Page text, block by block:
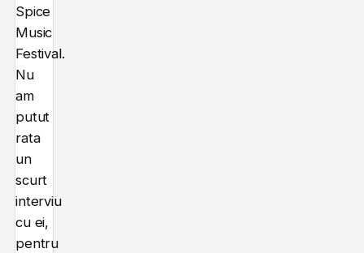
Spice
Music
Festival.
Nu
am
putut
rata
un
scurt
interviu
cu ei,
pentru